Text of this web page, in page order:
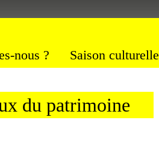
nous ? Saison culturelle
du patrimoine